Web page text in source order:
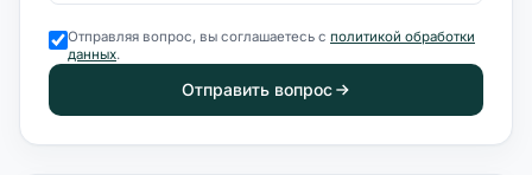
Отправляя вопрос, вы соглашаетесь с политикой обработки
данных.
Отправить вопрос